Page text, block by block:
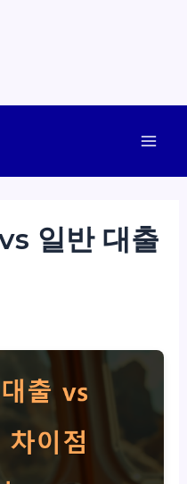
일반 대출